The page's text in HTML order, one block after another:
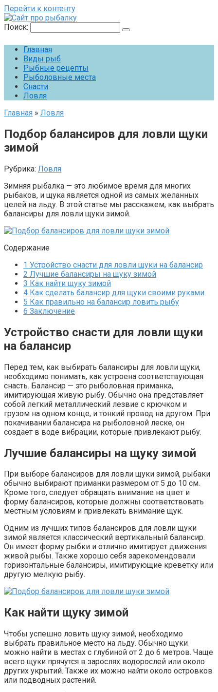
Перейти к контенту
Поиск:
Главная
Виды рыб
Рыбные рецепты
Рыболовные места
Снасти
Ловля
Главная » Ловля
Подбор балансиров для ловли щуки
зимой
Рубрика: Ловля
Зимняя рыбалка — это любимое время для многих
рыбаков, и щука является одной из самых желанных
целей на льду. В этой статье мы расскажем, как выбрать
балансиры для ловли щуки зимой.
Содержание
1 Устройство снасти для ловли щуки на балансир
2 Лучшие балансиры на щуку зимой
3 Как найти щуку зимой
4 Как сделать балансир для щуки своими руками
5 Как правильно на балансир ловить рыбу
6 Заключение
Устройство снасти для ловли щуки
на балансир
Перед тем, как выбирать балансиры для ловли щуки,
необходимо понимать, как устроена соответствующая
снасть. Балансир — это рыболовная приманка,
имитирующая живую рыбу. Обычно она представляет
собой легкий металлический лезвие с крючком и
грузом на одном конце, и тонкий провод на другом. При
покачивании балансира на рыболовной леске, он
создает в воде вибрации, которые привлекают рыбу.
Лучшие балансиры на щуку зимой
При выборе балансиров для ловли щуки зимой, рыбаки
обычно выбирают приманки размером от 5 до 10 см.
Кроме того, следует обращать внимание на цвет и
форму балансиров, которые должны соответствовать
местным условиям и привлекать внимание щук.
Одним из лучших типов балансиров для ловли щуки
зимой является классический вертикальный балансир.
Он имеет форму рыбки и отлично имитирует движения
живой рыбы. Также хорошо себя зарекомендовали
горизонтальные балансиры, имитирующие креветку или
другую мелкую рыбу.
Как найти щуку зимой
Чтобы успешно ловить щуку зимой, необходимо
выбрать правильное место на льду. Обычно щуки
можно найти в местах с глубиной от 2 до 6 метров. Чаще
всего щуки прячутся в зарослях водорослей или около
других укрытий. Также их можно найти около островков
или подводных растений.